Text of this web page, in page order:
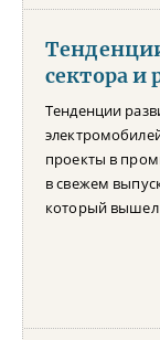
сектора и
Тенденции
проекты в
в свежем
который